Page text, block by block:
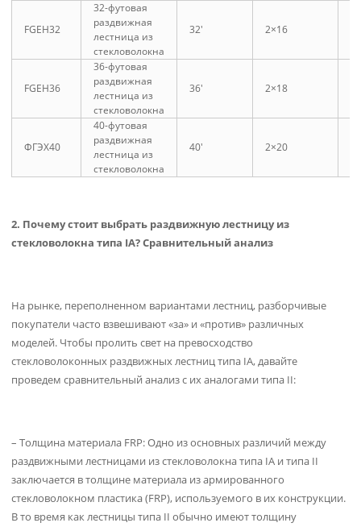
FGEH32
32-футовая
раздвижная
лестница из
стекловолокна
32′ 2×16
FGEH36
36-футовая
раздвижная
лестница из
стекловолокна
36′ 2×18
ФГЭХ40
40-футовая
раздвижная
лестница из
стекловолокна
40′ 2×20
2. Почему стоит выбрать раздвижную лестницу из
стекловолокна типа IA? Сравнительный анализ
На рынке, переполненном вариантами лестниц, разборчивые
покупатели часто взвешивают «за» и «против» различных
моделей. Чтобы пролить свет на превосходство
стекловолоконных раздвижных лестниц типа IA, давайте
проведем сравнительный анализ с их аналогами типа II:
– Толщина материала FRP: Одно из основных различий между
раздвижными лестницами из стекловолокна типа IA и типа II
заключается в толщине материала из армированного
стекловолокном пластика (FRP), используемого в их конструкции.
В то время как лестницы типа II обычно имеют толщину